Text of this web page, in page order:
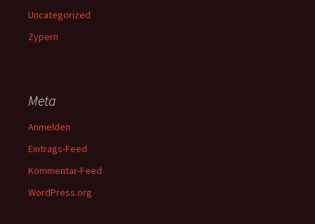
Uncategorized
Zypern
Meta
Anmelden
Eintrags-Feed
Kommentar-Feed
WordPress.org